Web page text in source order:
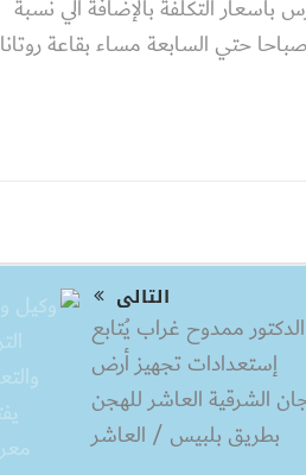
التكلفة بالإضافة الي نسبة
حتي السابعة مساء بقاعة روتانا
التالى
الدكتور ممدوح غراب يُتابع
إستعدادات تجهيز أرض
الشرقية العاشر للهجن
بطريق بلبيس / العاشر